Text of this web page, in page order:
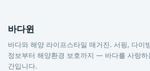
바다윈
바다와 해양 라이프스타일 매거진. 서핑, 다이
정보부터 해양환경 보호까지 — 바다를 사랑하
간입니다.